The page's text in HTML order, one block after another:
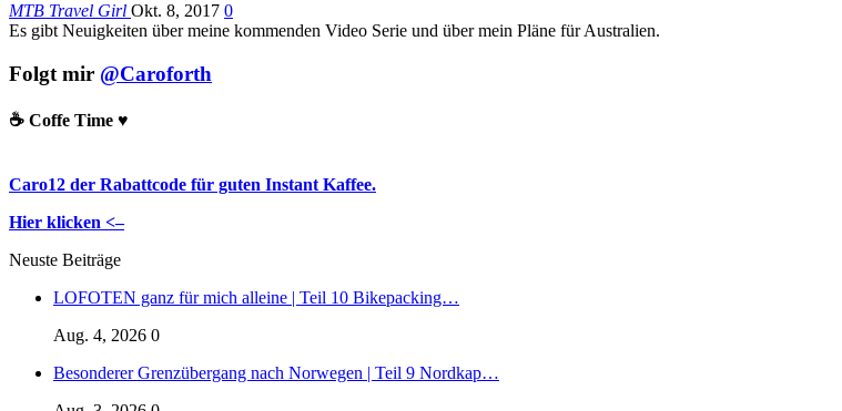
MTB Travel Girl Okt. 8, 2017 0
Es gibt Neuigkeiten über meine kommenden Video Serie und über mein Pläne für Australien.
Folgt mir @Caroforth
☕️ Coffe Time ♥️
Caro12 der Rabattcode für guten Instant Kaffee.
Hier klicken <–
Neuste Beiträge
LOFOTEN ganz für mich alleine | Teil 10 Bikepacking…
Aug. 4, 2026 0
Besonderer Grenzübergang nach Norwegen | Teil 9 Nordkap…